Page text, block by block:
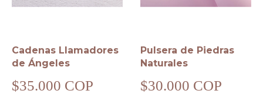
Cadenas Llamadores
de Ángeles
$35.000 COP
Pulsera de Piedras
Naturales
$30.000 COP